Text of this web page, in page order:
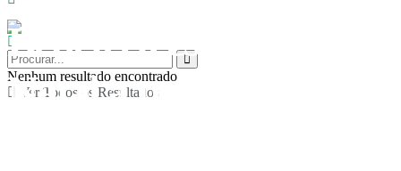
Nenhum resultado encontrado
Ver Todos os Resultados
Bebeteca especial de
Natal a partir do livro